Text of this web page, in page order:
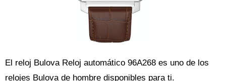
El reloj Bulova Reloj automático 96A268 es uno de los
relojes Bulova de hombre disponibles para ti.